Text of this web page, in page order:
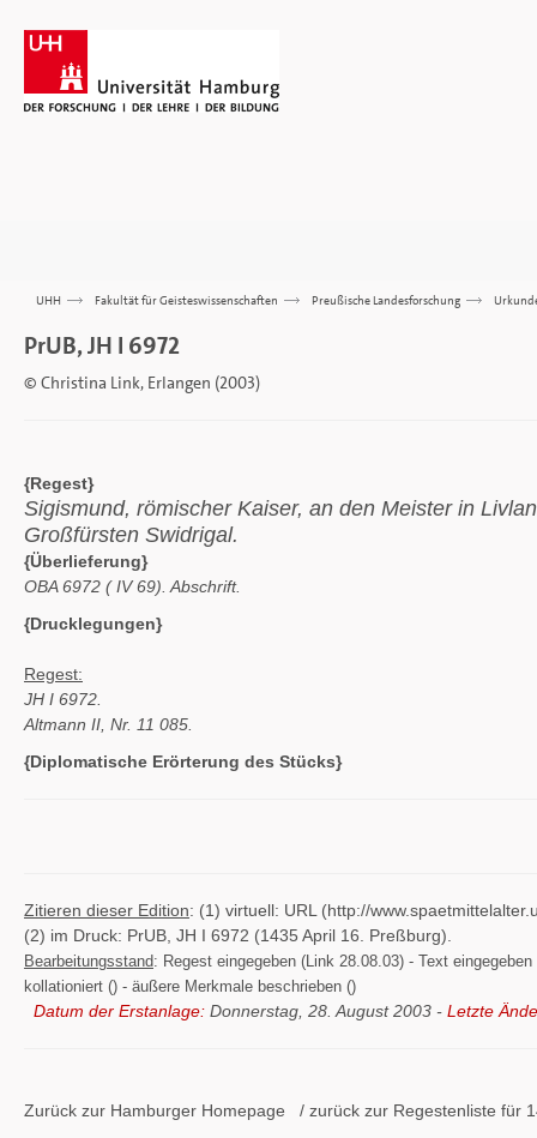
UHH >>> Fakultät für Geisteswissenschaften >>> Preußische Landesforschung >>>
PrUB, JH I 6972
© Christina Link, Erlangen (2003)
{Regest}
Sigismund, römischer Kaiser, an den Meister in
Großfürsten Swidrigal.
{Überlieferung}
OBA 6972 (IV 69). Abschrift.
{Drucklegungen}
Regest:
JH I 6972.
Altmann II, Nr. 11 085.
{Diplomatische Erörterung des Stücks}
Zitieren dieser Edition: (1) virtuell: URL (http://
(2) im Druck: PrUB, JH I 6972 (1435 April 16. Preßburg).
Bearbeitungsstand: Regest eingegeben (Link 28.08.03) - Text
kollationiert () - äußere Merkmale beschrieben ()
Datum der Erstanlage: Donnerstag, 28. August 2003 - Letzte
Zurück zur Hamburger Homepage / zurück zur Regestenliste für